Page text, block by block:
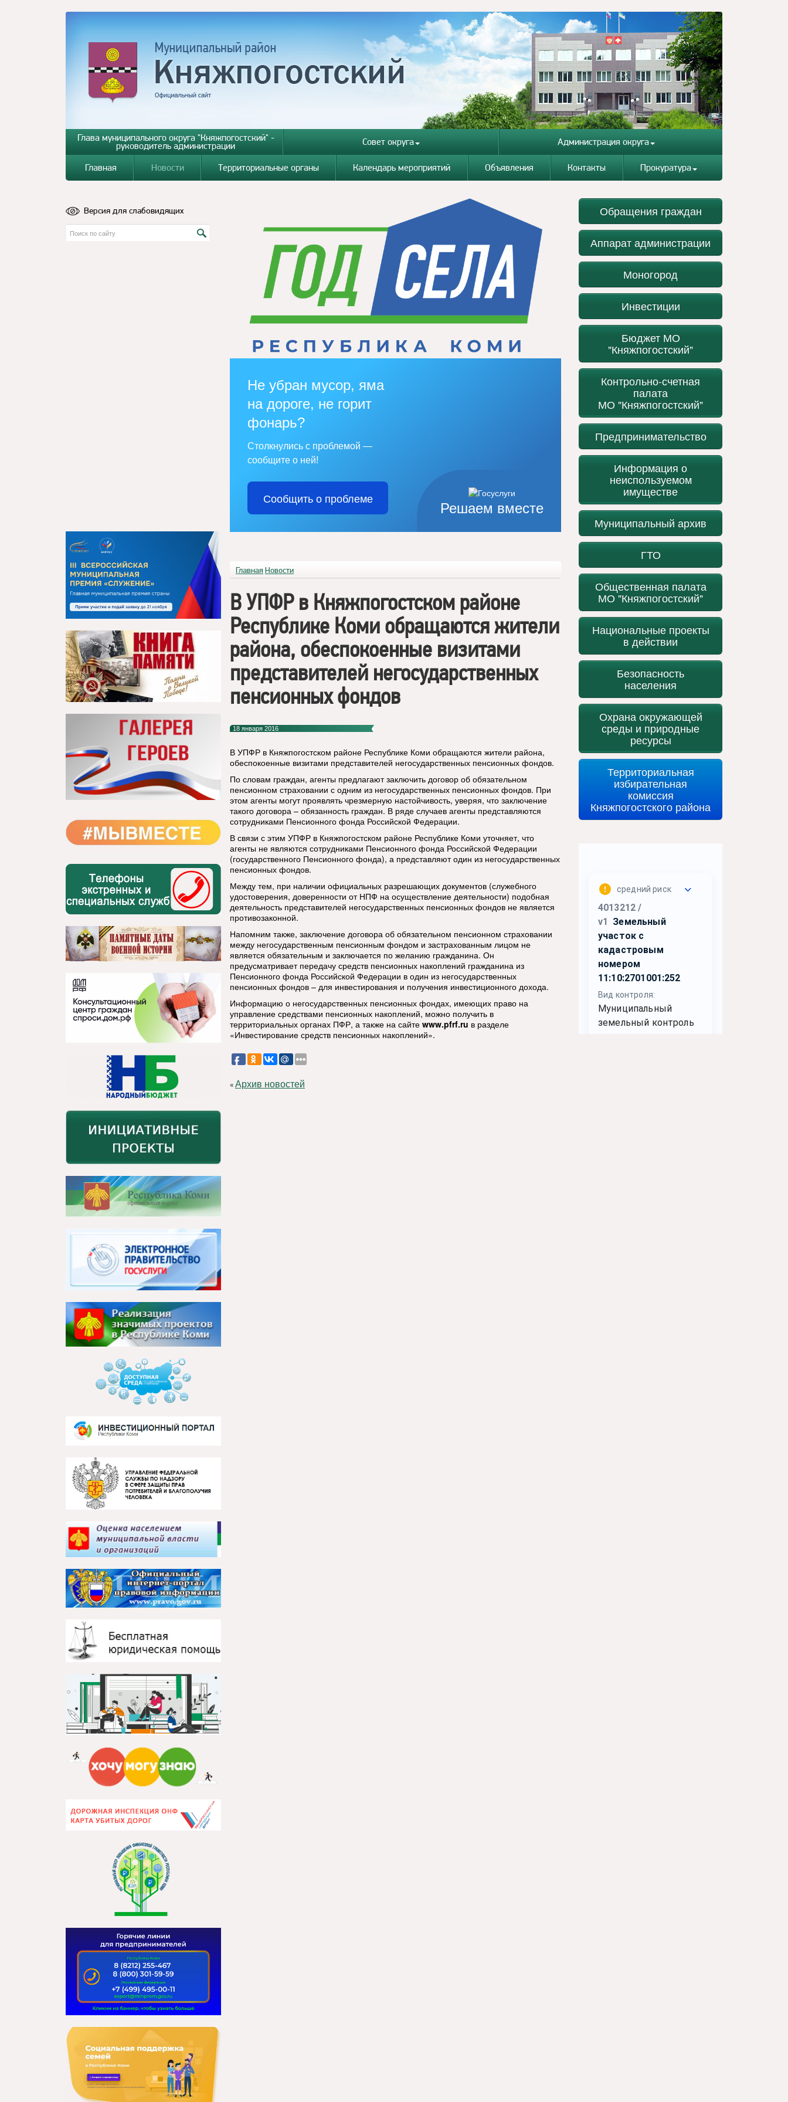
Глава муниципального округа "Княжпогостский" -
руководитель администрации Совет округа Администрация округа
Главная Новости Территориальные органы Календарь мероприятий Объявления Контакты Прокуратура
Версия для слабовидящих
Решаем вместе
Не убран мусор, яма
на дороге, не горит
фонарь?
Столкнулись с проблемой —
сообщите о ней!
Сообщить о проблеме
Главная Новости
В УПФР в Княжпогостском районе
Республике Коми обращаются жители
района, обеспокоенные визитами
представителей негосударственных
пенсионных фондов
18 января 2016
В УПФР в Княжпогостском районе Республике Коми обращаются жители района,
обеспокоенные визитами представителей негосударственных пенсионных фондов.
По словам граждан, агенты предлагают заключить договор об обязательном
пенсионном страховании с одним из негосударственных пенсионных фондов. При
этом агенты могут проявлять чрезмерную настойчивость, уверяя, что заключение
такого договора – обязанность граждан. В ряде случаев агенты представляются
сотрудниками Пенсионного фонда Российской Федерации.
В связи с этим УПФР в Княжпогостском районе Республике Коми уточняет, что
агенты не являются сотрудниками Пенсионного фонда Российской Федерации
(государственного Пенсионного фонда), а представляют один из негосударственных
пенсионных фондов.
Между тем, при наличии официальных разрешающих документов (служебного
удостоверения, доверенности от НПФ на осуществление деятельности) подобная
деятельность представителей негосударственных пенсионных фондов не является
противозаконной.
Напомним также, заключение договора об обязательном пенсионном страховании
между негосударственным пенсионным фондом и застрахованным лицом не
является обязательным и заключается по желанию гражданина. Он
предусматривает передачу средств пенсионных накоплений гражданина из
Пенсионного фонда Российской Федерации в один из негосударственных
пенсионных фондов – для инвестирования и получения инвестиционного дохода.
Информацию о негосударственных пенсионных фондах, имеющих право на
управление средствами пенсионных накоплений, можно получить в
территориальных органах ПФР, а также на сайте www.pfrf.ru в разделе
«Инвестирование средств пенсионных накоплений».
«Архив новостей
Обращения граждан
Аппарат администрации
Моногород
Инвестиции
Бюджет МО
"Княжпогостский"
Контрольно-счетная
палата
МО "Княжпогостский"
Предпринимательство
Информация о
неиспользуемом
имуществе
Муниципальный архив
ГТО
Общественная палата
МО "Княжпогостский"
Национальные проекты
в действии
Безопасность
населения
Охрана окружающей
среды и природные
ресурсы
Территориальная
избирательная
комиссия
Княжпогостского района